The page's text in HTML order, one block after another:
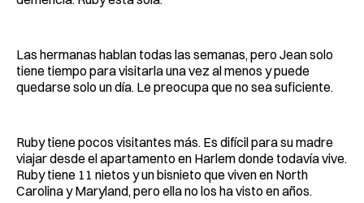
Las hermanas hablan todas las semanas, pero Jean solo
tiene tiempo para visitarla una vez al menos y puede
quedarse solo un día. Le preocupa que no sea suficiente.
Ruby tiene pocos visitantes más. Es difícil para su madre
viajar desde el apartamento en Harlem donde todavía vive.
Ruby tiene 11 nietos y un bisnieto que viven en North
Carolina y Maryland, pero ella no los ha visto en años.